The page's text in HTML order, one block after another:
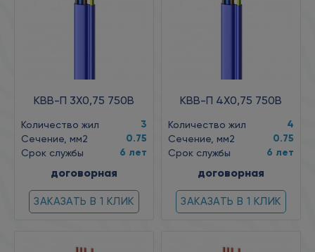
КВВ-П 3X0,75 750В
Количество жил 3
Сечение, мм2 0.75
Срок службы 6 лет
договорная
ЗАКАЗАТЬ В 1 КЛИК
КВВ-П 4X0,75 750В
Количество жил 4
Сечение, мм2 0.75
Срок службы 6 лет
договорная
ЗАКАЗАТЬ В 1 КЛИК